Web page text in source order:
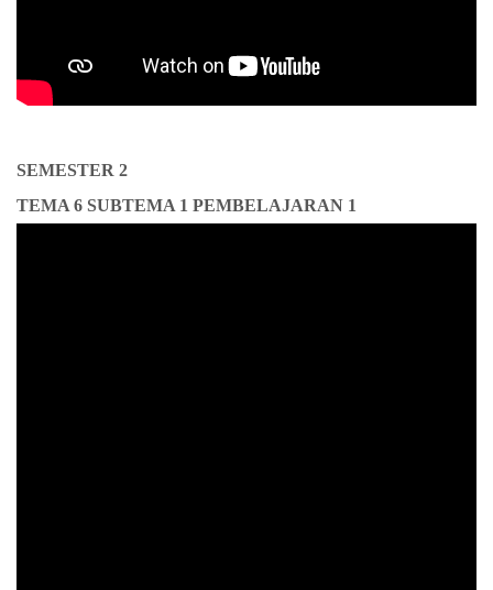
SEMESTER 2
TEMA 6 SUBTEMA 1 PEMBELAJARAN 1